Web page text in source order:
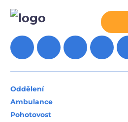
Oddělení
Ambulance
Pohotovost